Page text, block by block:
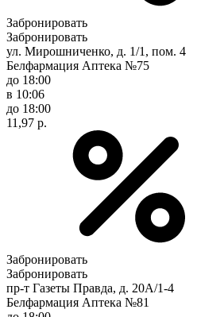
Забронировать
Забронировать
ул. Мирошниченко, д. 1/1, пом. 4
Белфармация Аптека №75
до 18:00
в 10:06
до 18:00
11,97 р.
Забронировать
Забронировать
пр-т Газеты Правда, д. 20A/1-4
Белфармация Аптека №81